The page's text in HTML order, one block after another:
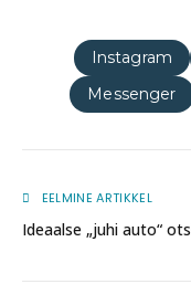
Instagram
Messenger
EELMINE ARTIKKEL
Ideaalse „juhi auto“